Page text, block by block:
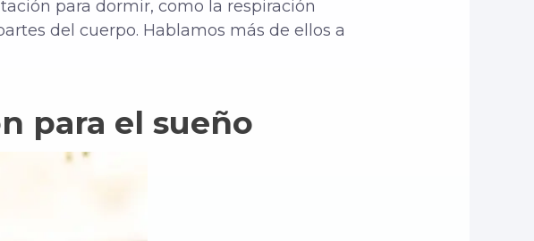
para dormir, como la respiración
del cuerpo. Hablamos más de ellos a
para el sueño